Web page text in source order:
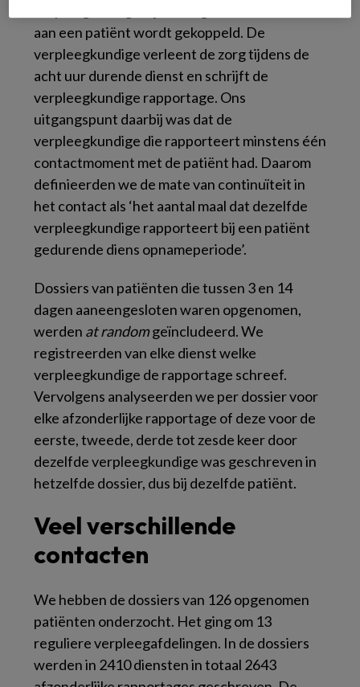
aan een patiënt wordt gekoppeld. De
verpleegkundige verleent de zorg tijdens de
acht uur durende dienst en schrijft de
verpleegkundige rapportage. Ons
uitgangspunt daarbij was dat de
verpleegkundige die rapporteert minstens één
contactmoment met de patiënt had. Daarom
definieerden we de mate van continuïteit in
het contact als ‘het aantal maal dat dezelfde
verpleegkundige rapporteert bij een patiënt
gedurende diens opnameperiode’.
Dossiers van patiënten die tussen 3 en 14
dagen aaneengesloten waren opgenomen,
werden at randomgeïncludeerd. We
registreerden van elke dienst welke
verpleegkundige de rapportage schreef.
Vervolgens analyseerden we per dossier voor
elke afzonderlijke rapportage of deze voor de
eerste, tweede, derde tot zesde keer door
dezelfde verpleegkundige was geschreven in
hetzelfde dossier, dus bij dezelfde patiënt.
Veel verschillende
contacten
We hebben de dossiers van 126 opgenomen
patiënten onderzocht. Het ging om 13
reguliere verpleegafdelingen. In de dossiers
werden in 2410 diensten in totaal 2643